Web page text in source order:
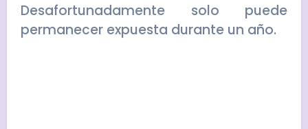
Desafortunadamente solo puede
permanecer expuesta durante un año.